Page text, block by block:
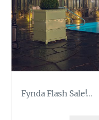
Fynda Flash Sale!…